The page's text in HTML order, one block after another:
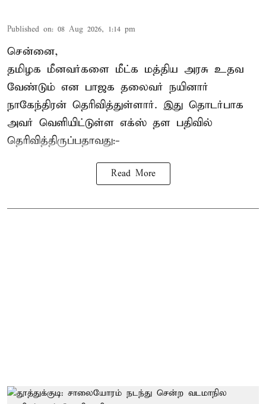
Published on: 08 Aug 2026, 1:14 pm
சென்னை,
தமிழக மீனவர்களை மீட்க மத்திய அரசு உதவ
வேண்டும் என பாஜக தலைவர் நயினார்
நாகேந்திரன் தெரிவித்துள்ளார். இது தொடர்பாக
அவர் வெளியிட்டுள்ள எக்ஸ் தள பதிவில்
தெரிவித்திருப்பதாவது:-
Read More